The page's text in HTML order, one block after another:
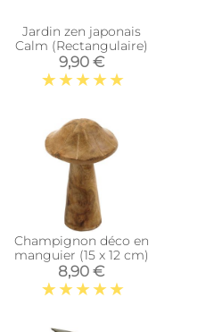
Jardin zen japonais
Calm (Rectangulaire)
9,90 €
Champignon déco en
manguier (15 x 12 cm)
8,90 €